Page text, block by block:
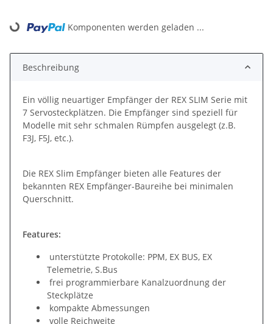
Loading... Komponenten werden geladen ...
Beschreibung
Ein völlig neuartiger Empfänger der REX SLIM Serie mit
7 Servosteckplätzen. Die Empfänger sind speziell für
Modelle mit sehr schmalen Rümpfen ausgelegt (z.B.
F3J, F5J, etc.).
Die REX Slim Empfänger bieten alle Features der
bekannten REX Empfänger-Baureihe bei minimalen
Querschnitt.
Features:
unterstützte Protokolle: PPM, EX BUS, EX
Telemetrie, S.Bus
frei programmierbare Kanalzuordnung der
Steckplätze
kompakte Abmessungen
volle Reichweite